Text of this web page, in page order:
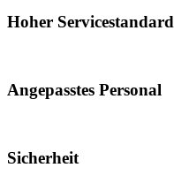
Hoher Servicestandard
Angepasstes Personal
Sicherheit